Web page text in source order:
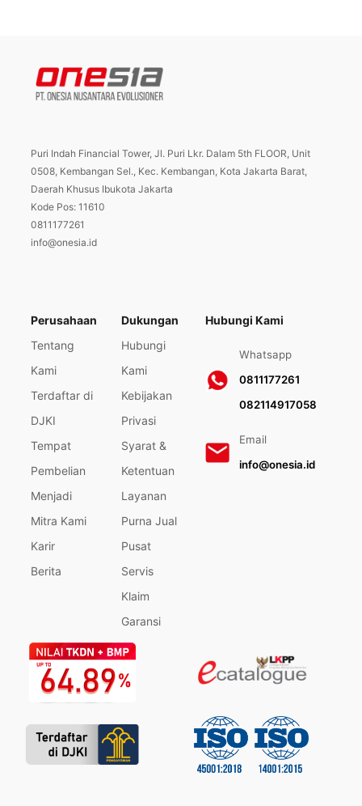
Puri Indah Financial Tower, Jl. Puri Lkr. Dalam 5th FLOOR, Unit
0508, Kembangan Sel., Kec. Kembangan, Kota Jakarta Barat,
Daerah Khusus Ibukota Jakarta
Kode Pos: 11610
0811177261
info@onesia.id
Perusahaan
Tentang
Kami
Terdaftar di
DJKI
Tempat
Pembelian
Menjadi
Mitra Kami
Karir
Berita
Dukungan
Hubungi
Kami
Kebijakan
Privasi
Syarat &
Ketentuan
Layanan
Purna Jual
Pusat
Servis
Klaim
Garansi
Hubungi Kami
Whatsapp
0811177261
082114917058
Email
info@onesia.id